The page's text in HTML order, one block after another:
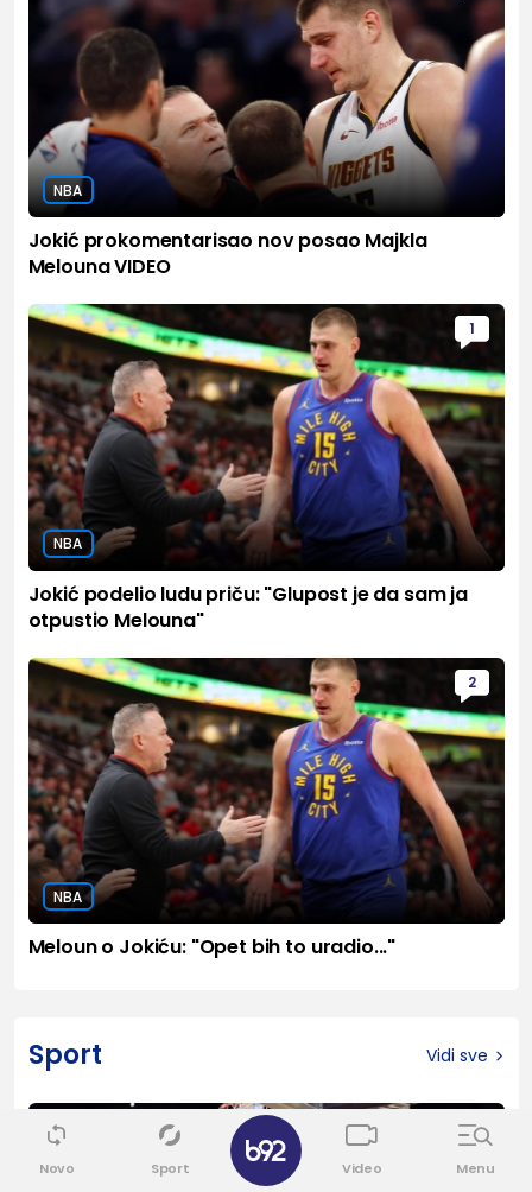
NBA
Jokić prokomentarisao nov posao Majkla
Melouna VIDEO
1
NBA
Jokić podelio ludu priču: "Glupost je da sam ja
otpustio Melouna"
2
NBA
Meloun o Jokiću: "Opet bih to uradio..."
Sport Vidi sve
0
Novo Sport Video Menu
✕